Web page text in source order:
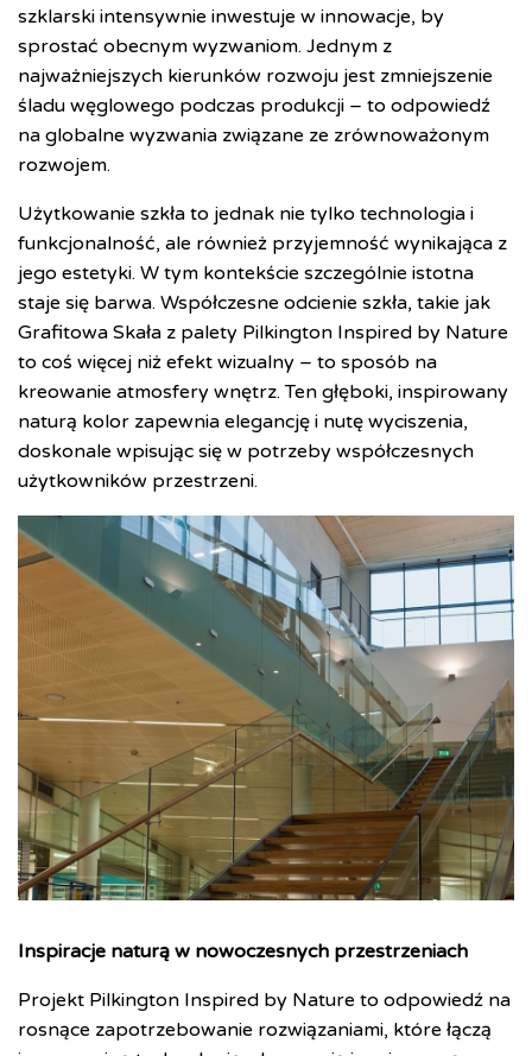
szklarski intensywnie inwestuje w innowacje, by
sprostać obecnym wyzwaniom. Jednym z
najważniejszych kierunków rozwoju jest zmniejszenie
śladu węglowego podczas produkcji – to odpowiedź
na globalne wyzwania związane ze zrównoważonym
rozwojem.
Użytkowanie szkła to jednak nie tylko technologia i
funkcjonalność, ale również przyjemność wynikająca z
jego estetyki. W tym kontekście szczególnie istotna
staje się barwa. Współczesne odcienie szkła, takie jak
Grafitowa Skała z palety Pilkington Inspired by Nature
to coś więcej niż efekt wizualny – to sposób na
kreowanie atmosfery wnętrz. Ten głęboki, inspirowany
naturą kolor zapewnia elegancję i nutę wyciszenia,
doskonale wpisując się w potrzeby współczesnych
użytkowników przestrzeni.
Inspiracje naturą w nowoczesnych przestrzeniach
Projekt Pilkington Inspired by Nature to odpowiedź na
rosnące zapotrzebowanie rozwiązaniami, które łączą